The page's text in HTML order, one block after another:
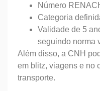
Número
Categoria
Validade de 5
seguindo norma
Além disso, a CNH
em blitz, viagens e no
transporte.